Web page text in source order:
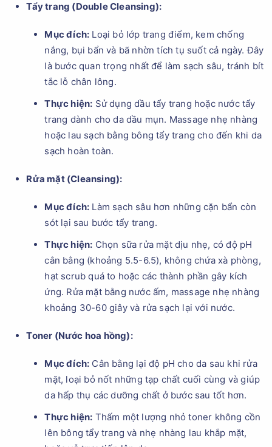
Tẩy trang (Double Cleansing):
Mục đích: Loại bỏ lớp trang điểm, kem chống
nắng, bụi bẩn và bã nhờn tích tụ suốt cả ngày. Đây
là bước quan trọng nhất để làm sạch sâu, tránh bít
tắc lỗ chân lông.
Thực hiện: Sử dụng dầu tẩy trang hoặc nước tẩy
trang dành cho da dầu mụn. Massage nhẹ nhàng
hoặc lau sạch bằng bông tẩy trang cho đến khi da
sạch hoàn toàn.
Rửa mặt (Cleansing):
Mục đích: Làm sạch sâu hơn những cặn bẩn còn
sót lại sau bước tẩy trang.
Thực hiện: Chọn sữa rửa mặt dịu nhẹ, có độ pH
cân bằng (khoảng 5.5-6.5), không chứa xà phòng,
hạt scrub quá to hoặc các thành phần gây kích
ứng. Rửa mặt bằng nước ấm, massage nhẹ nhàng
khoảng 30-60 giây và rửa sạch lại với nước.
Toner (Nước hoa hồng):
Mục đích: Cân bằng lại độ pH cho da sau khi rửa
mặt, loại bỏ nốt những tạp chất cuối cùng và giúp
da hấp thụ các dưỡng chất ở bước sau tốt hơn.
Thực hiện: Thấm một lượng nhỏ toner không cồn
lên bông tẩy trang và nhẹ nhàng lau khắp mặt,